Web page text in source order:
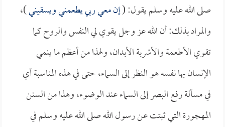
صلى الله عليه وسلم يقول: (إن معي ربي يطعمني ويسقيني)،
والمراد بذلك: أن الله عز وجل يقوي لي النفس والروح كما
تقوي الأطعمة والأشربة الأبدان، ولهذا من أعظم ما ينمي
الإنسان بها نفسه هو النظر إلى السماء، حتى في هذه المناسبة أي
في مسألة رفع البصر إلى السماء عند الوضوء، وهذا من السنن
المهجورة التي ثبتت عن رسول الله صلى الله عليه وسلم في